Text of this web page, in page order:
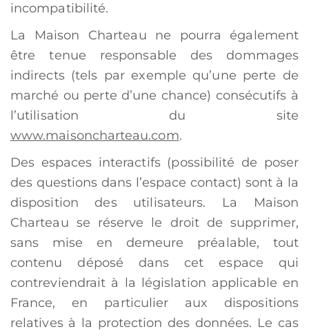
incompatibilité.
La Maison Charteau ne pourra également
être tenue responsable des dommages
indirects (tels par exemple qu’une perte de
marché ou perte d’une chance) consécutifs à
l’utilisation du site
www.maisoncharteau.com.
Des espaces interactifs (possibilité de poser
des questions dans l’espace contact) sont à la
disposition des utilisateurs. La Maison
Charteau se réserve le droit de supprimer,
sans mise en demeure préalable, tout
contenu déposé dans cet espace qui
contreviendrait à la législation applicable en
France, en particulier aux dispositions
relatives à la protection des données. Le cas